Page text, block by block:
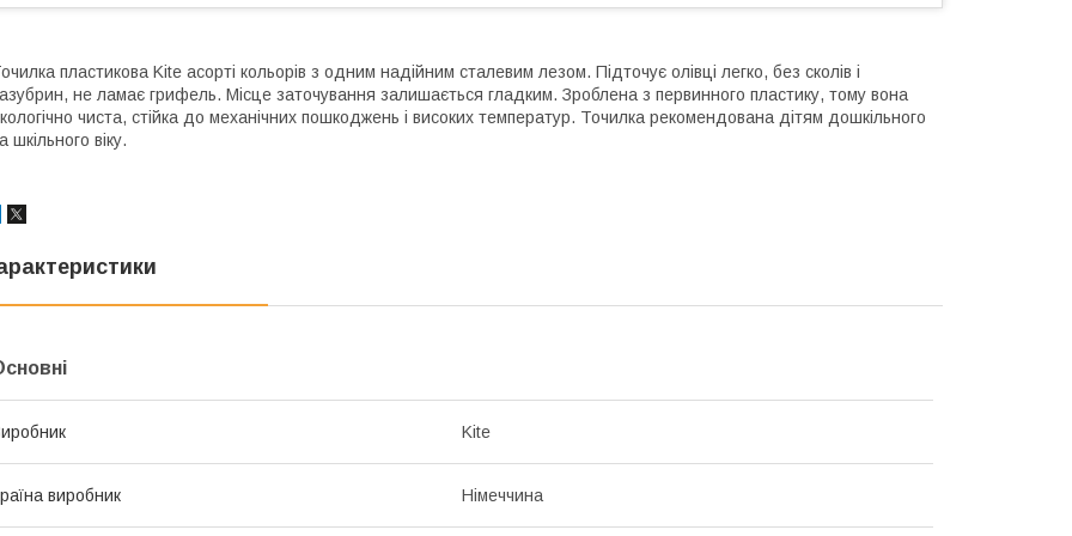
пластикова Kite асорті кольорів з одним надійним сталевим лезом. Підточує олівці легко, без сколів і
не ламає грифель. Місце заточування залишається гладким. Зроблена з первинного пластику, тому вона
чиста, стійка до механічних пошкоджень і високих температур. Точилка рекомендована дітям дошкільного
шкільного віку.
Kite
виробник Німеччина